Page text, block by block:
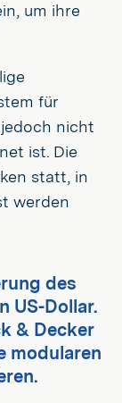
um ihre
für
nicht
ist. Die
statt, in
werden
des
US-Dollar.
& Decker
modularen